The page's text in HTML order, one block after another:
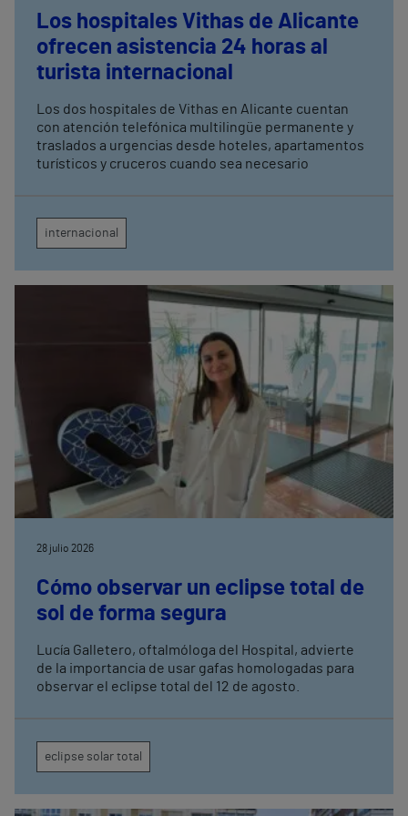
Los hospitales Vithas de Alicante
ofrecen asistencia 24 horas al
turista internacional
Los dos hospitales de Vithas en Alicante cuentan
con atención telefónica multilingüe permanente y
traslados a urgencias desde hoteles, apartamentos
turísticos y cruceros cuando sea necesario
internacional
28 julio 2026
Cómo observar un eclipse total de
sol de forma segura
Lucía Galletero, oftalmóloga del Hospital, advierte
de la importancia de usar gafas homologadas para
observar el eclipse total del 12 de agosto.
eclipse solar total